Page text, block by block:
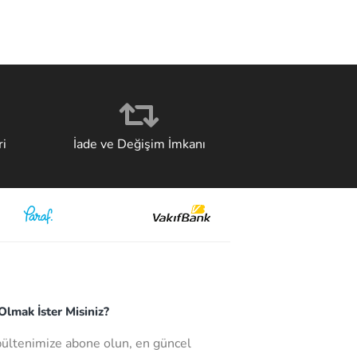
İade ve Değişim İmkanı
İster Misiniz?
abone olun, en güncel